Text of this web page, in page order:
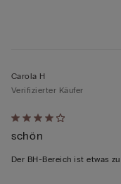
Mit
4
von
Carola H
Verifizierter Käufer
schön
Der BH-Bereich ist etwas